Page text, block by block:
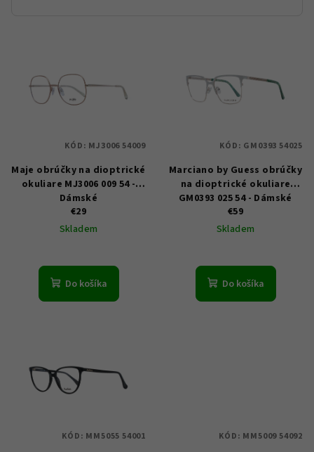
o
Maje obrúčky na dioptrické
okuliare MJ3006 009 54 -
Dámské
€29
Skladem
Do košíka
KÓD: MJ3006 54009
Marciano by Guess obrúčky
na dioptrické okuliare
GM0393 025 54 - Dámské
€59
Skladem
Do košíka
KÓD: GM0393 54025
KÓD: MM5055 54001 KÓD: MM5009 54092